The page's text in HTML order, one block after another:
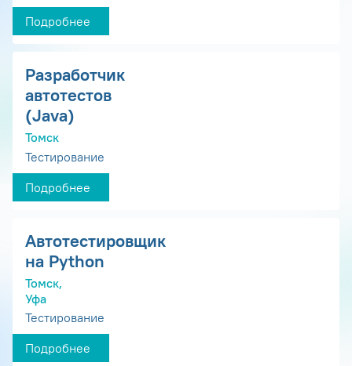
Подробнее
Разработчик
автотестов
(Java)
Томск
Тестирование
Подробнее
Автотестировщик
на Python
Томск,
Уфа
Тестирование
Подробнее